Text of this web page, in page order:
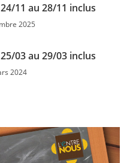
11 au 28/11 inclus
2025
03 au 29/03 inclus
2024